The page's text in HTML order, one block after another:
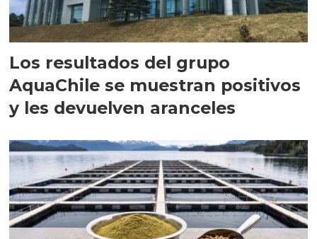
Los resultados del grupo
AquaChile se muestran positivos
y les devuelven aranceles